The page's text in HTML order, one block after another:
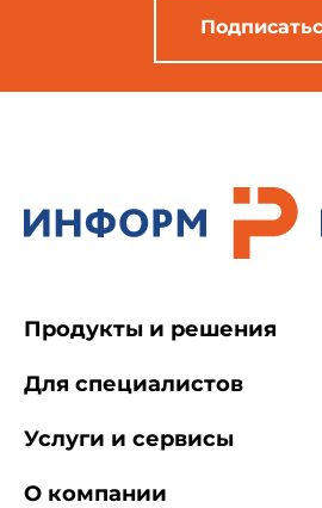
Продукты и решения
Для специалистов
Услуги и сервисы
О компании